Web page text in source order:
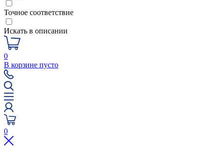
Точное соответствие
Искать в описании
0
В корзине пусто
0